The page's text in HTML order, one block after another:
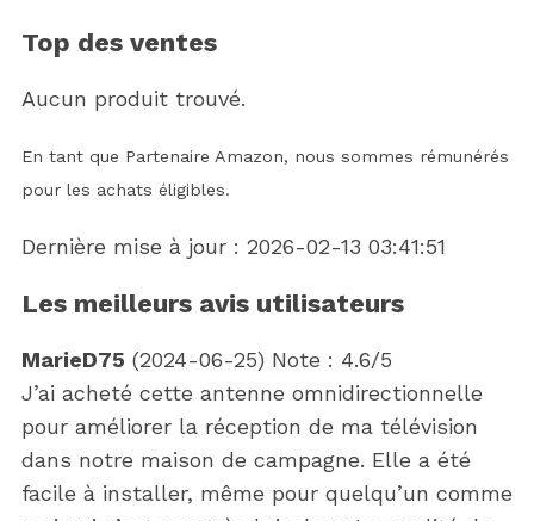
Top des ventes
Aucun produit trouvé.
En tant que Partenaire Amazon, nous sommes rémunérés
pour les achats éligibles.
Dernière mise à jour : 2026-02-13 03:41:51
Les meilleurs avis utilisateurs
MarieD75 (2024-06-25) Note : 4.6/5
J’ai acheté cette antenne omnidirectionnelle
pour améliorer la réception de ma télévision
dans notre maison de campagne. Elle a été
facile à installer, même pour quelqu’un comme